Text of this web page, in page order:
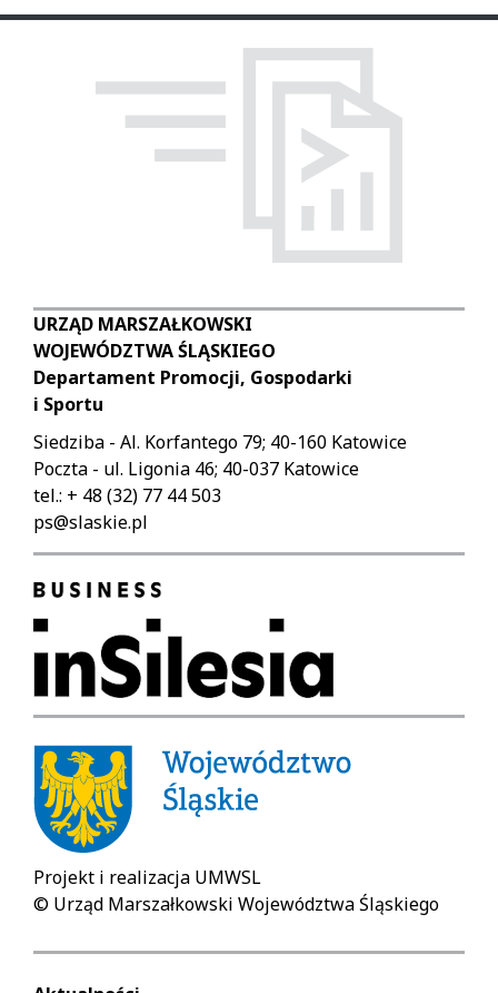
URZĄD MARSZAŁKOWSKI
WOJEWÓDZTWA ŚLĄSKIEGO
Departament Promocji, Gospodarki
i Sportu
Siedziba - Al. Korfantego 79; 40-160 Katowice
Poczta - ul. Ligonia 46; 40-037 Katowice
tel.: + 48 (32) 77 44 503
ps@slaskie.pl
Projekt i realizacja UMWSL
© Urząd Marszałkowski Województwa Śląskiego